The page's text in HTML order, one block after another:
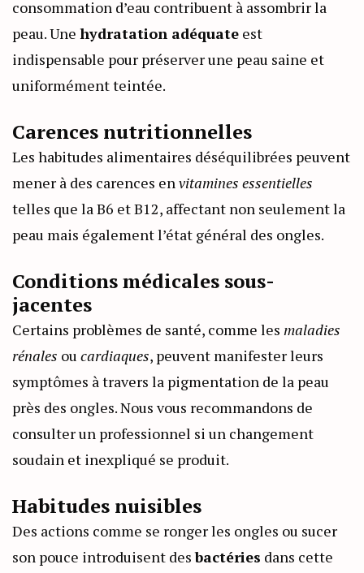
consommation d’eau contribuent à assombrir la
peau. Une hydratation adéquate est
indispensable pour préserver une peau saine et
uniformément teintée.
Carences nutritionnelles
Les habitudes alimentaires déséquilibrées peuvent
mener à des carences envitamines essentielles
telles que la B6 et B12, affectant non seulement la
peau mais également l’état général des ongles.
Conditions médicales sous-
jacentes
Certains problèmes de santé, comme les maladies
rénales ou cardiaques, peuvent manifester leurs
symptômes à travers la pigmentation de la peau
près des ongles. Nous vous recommandons de
consulter un professionnel si un changement
soudain et inexpliqué se produit.
Habitudes nuisibles
Des actions comme se ronger les ongles ou sucer
son pouce introduisent desbactéries dans cette